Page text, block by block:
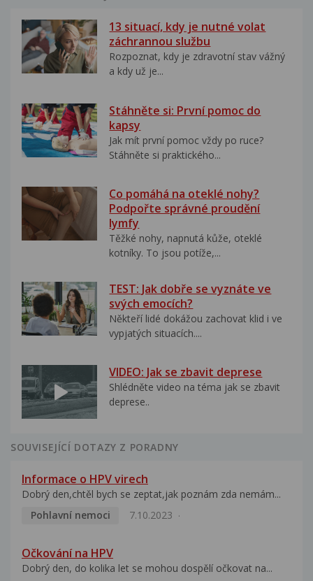
13 situací, kdy je nutné volat
záchrannou službu
Rozpoznat, kdy je zdravotní stav vážný
a kdy už je...
Stáhněte si: První pomoc do
kapsy
Jak mít první pomoc vždy po ruce?
Stáhněte si praktického...
Co pomáhá na oteklé nohy?
Podpořte správné proudění
lymfy
Těžké nohy, napnutá kůže, oteklé
kotníky. To jsou potíže,...
TEST: Jak dobře se vyznáte ve
svých emocích?
Někteří lidé dokážou zachovat klid i ve
vypjatých situacích....
VIDEO: Jak se zbavit deprese
Shlédněte video na téma jak se zbavit
deprese..
SOUVISEJÍCÍ DOTAZY Z PORADNY
Informace o HPV virech
Dobrý den,chtěl bych se zeptat,jak poznám zda nemám...
Pohlavní nemoci
7.10.2023
Očkování na HPV
Dobrý den, do kolika let se mohou dospělí očkovat na...